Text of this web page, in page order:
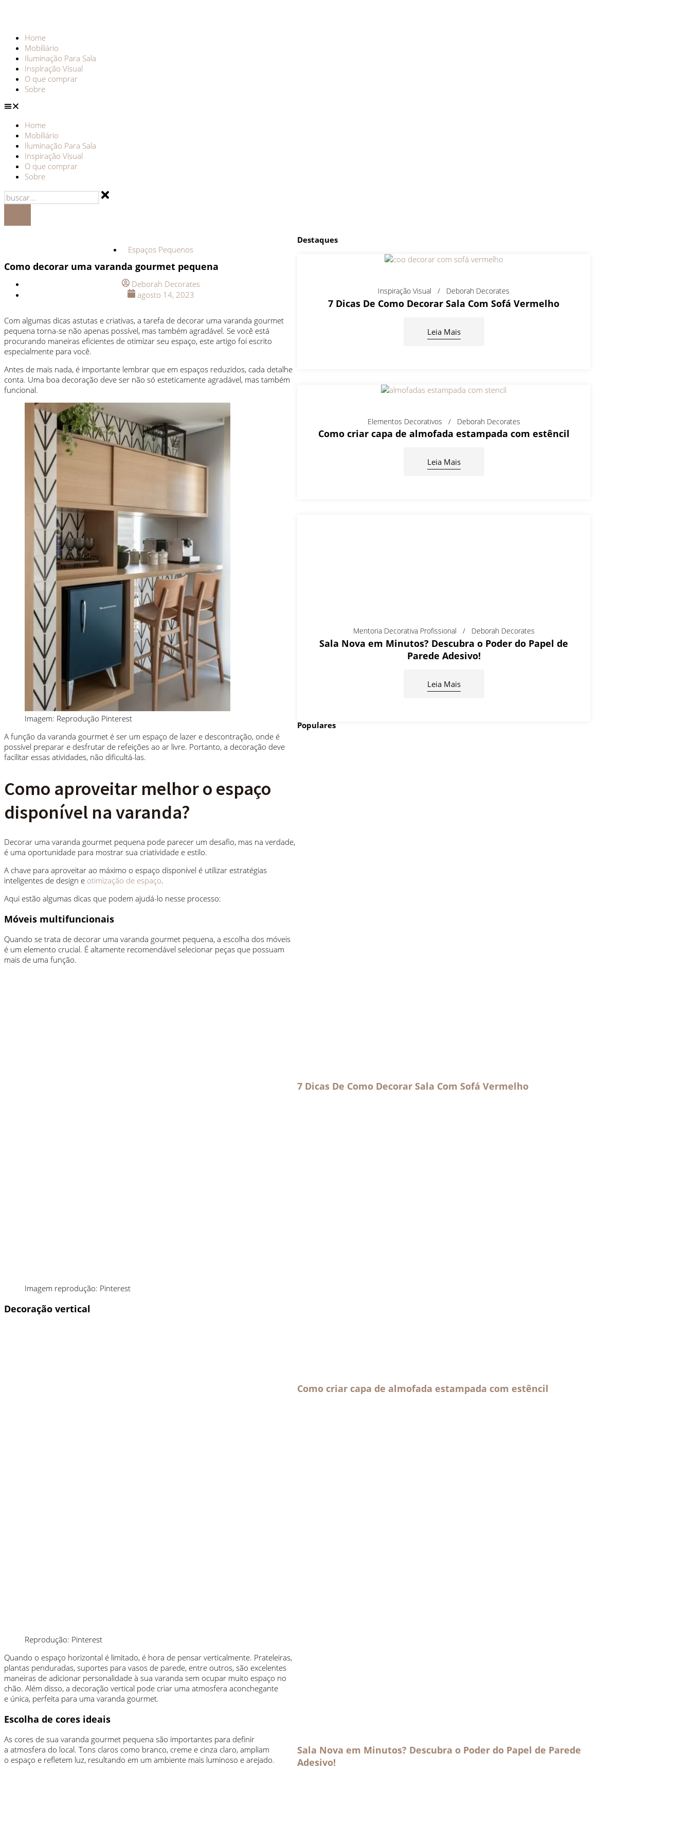
Home
Mobiliário
Iluminação Para Sala
Inspiração Visual
O que comprar
Sobre
Home
Mobiliário
Iluminação Para Sala
Inspiração Visual
O que comprar
Sobre
Espaços Pequenos
Como decorar uma varanda gourmet pequena
Deborah Decorates
agosto 14, 2023
Com algumas dicas astutas e criativas, a tarefa de decorar uma varanda gourmet
pequena torna-se não apenas possível, mas também agradável. Se você está
procurando maneiras eficientes de otimizar seu espaço, este artigo foi escrito
especialmente para você.
Antes de mais nada, é importante lembrar que em espaços reduzidos, cada detalhe
conta. Uma boa decoração deve ser não só esteticamente agradável, mas também
funcional.
Imagem: Reprodução Pinterest
A função da varanda gourmet é ser um espaço de lazer e descontração, onde é
possível preparar e desfrutar de refeições ao ar livre. Portanto, a decoração deve
facilitar essas atividades, não dificultá-las.
Como aproveitar melhor o espaço
disponível na varanda?
Decorar uma varanda gourmet pequena pode parecer um desafio, mas na verdade,
é uma oportunidade para mostrar sua criatividade e estilo.
A chave para aproveitar ao máximo o espaço disponível é utilizar estratégias
inteligentes de design e otimização de espaço.
Aqui estão algumas dicas que podem ajudá-lo nesse processo:
Móveis multifuncionais
Quando se trata de decorar uma varanda gourmet pequena, a escolha dos móveis
é um elemento crucial. É altamente recomendável selecionar peças que possuam
mais de uma função.
Imagem reprodução: Pinterest
Decoração vertical
Reprodução: Pinterest
Quando o espaço horizontal é limitado, é hora de pensar verticalmente. Prateleiras,
plantas penduradas, suportes para vasos de parede, entre outros, são excelentes
maneiras de adicionar personalidade à sua varanda sem ocupar muito espaço no
chão. Além disso, a decoração vertical pode criar uma atmosfera aconchegante
e única, perfeita para uma varanda gourmet.
Escolha de cores ideais
As cores de sua varanda gourmet pequena são importantes para definir
a atmosfera do local. Tons claros como branco, creme e cinza claro, ampliam
o espaço e refletem luz, resultando em um ambiente mais luminoso e arejado.
Destaques
Inspiração Visual Deborah Decorates
7 Dicas De Como Decorar Sala Com Sofá Vermelho
Leia Mais
Elementos Decorativos Deborah Decorates
Como criar capa de almofada estampada com estêncil
Leia Mais
Mentoria Decorativa Profissional Deborah Decorates
Sala Nova em Minutos? Descubra o Poder do Papel de
Parede Adesivo!
Leia Mais
Populares
7 Dicas De Como Decorar Sala Com Sofá Vermelho
Como criar capa de almofada estampada com estêncil
Sala Nova em Minutos? Descubra o Poder do Papel de Parede
Adesivo!